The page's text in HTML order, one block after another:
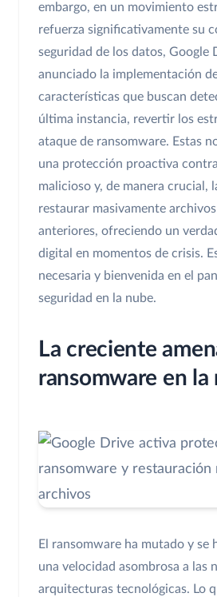
embargo, en un movimiento
refuerza significativamente su
seguridad de los datos, Google
anunciado la implementación
características que buscan
última instancia, revertir los
ataque de ransomware. Estas
una protección proactiva
malicioso y, de manera crucial,
restaurar masivamente
anteriores, ofreciendo un
digital en momentos de crisis.
necesaria y bienvenida en el
seguridad en la nube.
La creciente
ransomware en la
El ransomware ha mutado y se
una velocidad asombrosa a las
arquitecturas tecnológicas. Lo